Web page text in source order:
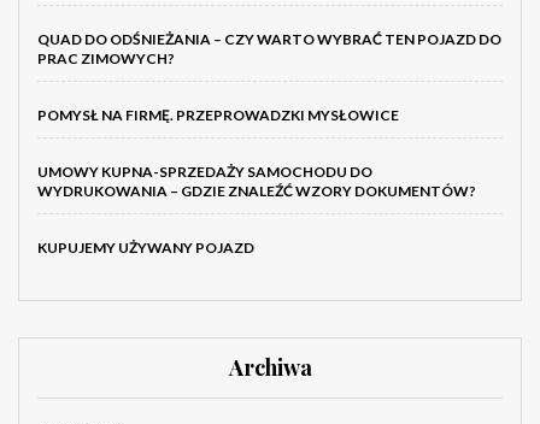
QUAD DO ODŚNIEŻANIA – CZY WARTO WYBRAĆ TEN POJAZD DO
PRAC ZIMOWYCH?
POMYSŁ NA FIRMĘ. PRZEPROWADZKI MYSŁOWICE
UMOWY KUPNA-SPRZEDAŻY SAMOCHODU DO
WYDRUKOWANIA – GDZIE ZNALEŹĆ WZORY DOKUMENTÓW?
KUPUJEMY UŻYWANY POJAZD
Archiwa